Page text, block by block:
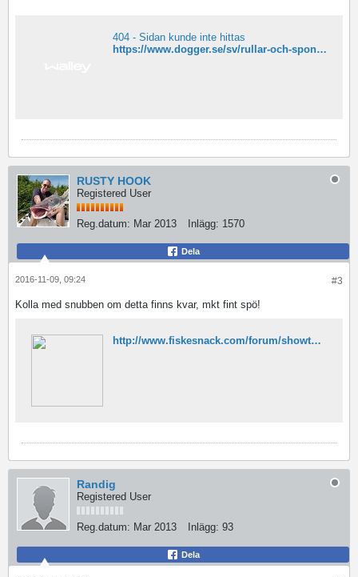
404 - Sidan kunde inte hittas
https://www.dogger.se/sv/rullar-och-spon/multirulleset/dogger-combo-jerk-classic
RUSTY HOOK
Registered User
Reg.datum: Mar 2013 Inlägg: 1570
Dela
#3
2016-11-09, 09:24
Kolla med snubben om detta finns kvar, mkt fint spö!
http://www.fiskesnack.com/forum/showthread.php/186425-Daiwa-Powermesh-6-6-fot-6oz?highlight=Powermesh
Randig
Registered User
Reg.datum: Mar 2013 Inlägg: 93
Dela